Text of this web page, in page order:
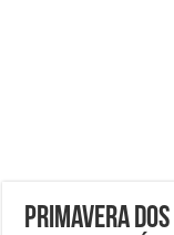
Primavera dos